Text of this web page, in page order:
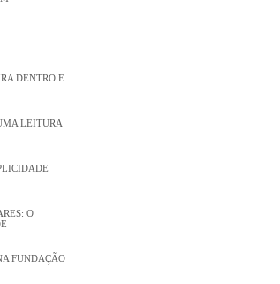
DENTRO E
LEITURA
O
FUNDAÇÃO